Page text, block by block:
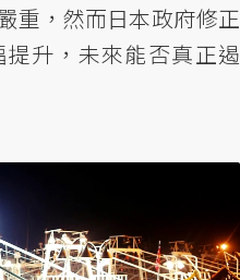
重，然而日本政府修正
升，未來能否真正遏